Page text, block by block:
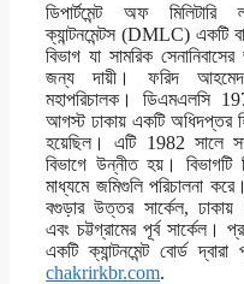
ডিপার্টমেন্ট অফ মিলিটারি
ক্যান্টনমেন্টস (DMLC) একটি
বিভাগ যা সামরিক সেনানিবাসের
জন্য দায়ী। ফরিদ আহমেদ
মহাপরিচালক। ডিএমএলসি
আগস্ট ঢাকায় একটি অধিদপ্তর
হয়েছিল। এটি 1982 সালে
বিভাগে উন্নীত হয়। বিভাগটি
মাধ্যমে জমিগুলি পরিচালনা
বগুড়ার উত্তর সার্কেল, ঢাকায়
এবং চট্টগ্রামের পূর্ব সার্কেল।
একটি ক্যান্টনমেন্ট বোর্ড দ্বারা
chakrirkbr.com.